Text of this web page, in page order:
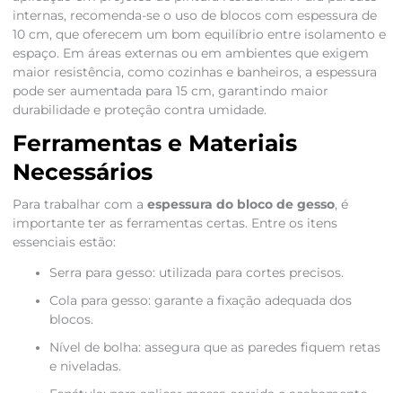
internas, recomenda-se o uso de blocos com espessura de
10 cm, que oferecem um bom equilíbrio entre isolamento e
espaço. Em áreas externas ou em ambientes que exigem
maior resistência, como cozinhas e banheiros, a espessura
pode ser aumentada para 15 cm, garantindo maior
durabilidade e proteção contra umidade.
Ferramentas e Materiais
Necessários
Para trabalhar com a espessura do bloco de gesso, é
importante ter as ferramentas certas. Entre os itens
essenciais estão:
Serra para gesso: utilizada para cortes precisos.
Cola para gesso: garante a fixação adequada dos
blocos.
Nível de bolha: assegura que as paredes fiquem retas
e niveladas.